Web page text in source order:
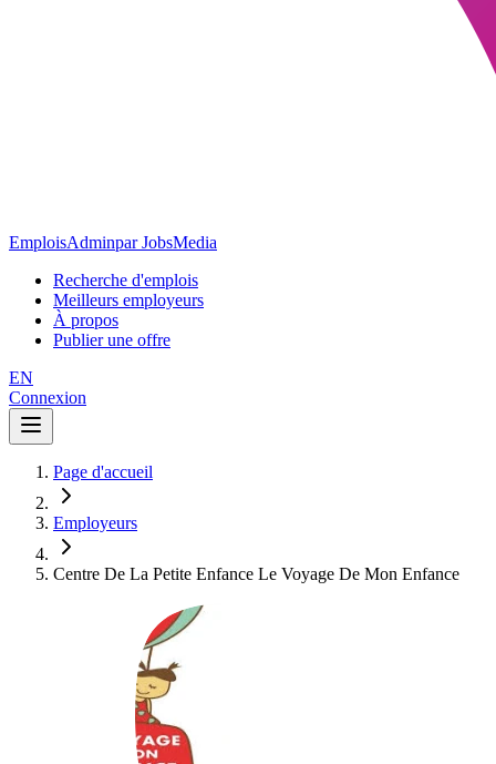
EmploisAdminpar JobsMedia
Recherche d'emplois
Meilleurs employeurs
À propos
Publier une offre
EN
Connexion
Page d'accueil
Employeurs
Centre De La Petite Enfance Le Voyage De Mon Enfance